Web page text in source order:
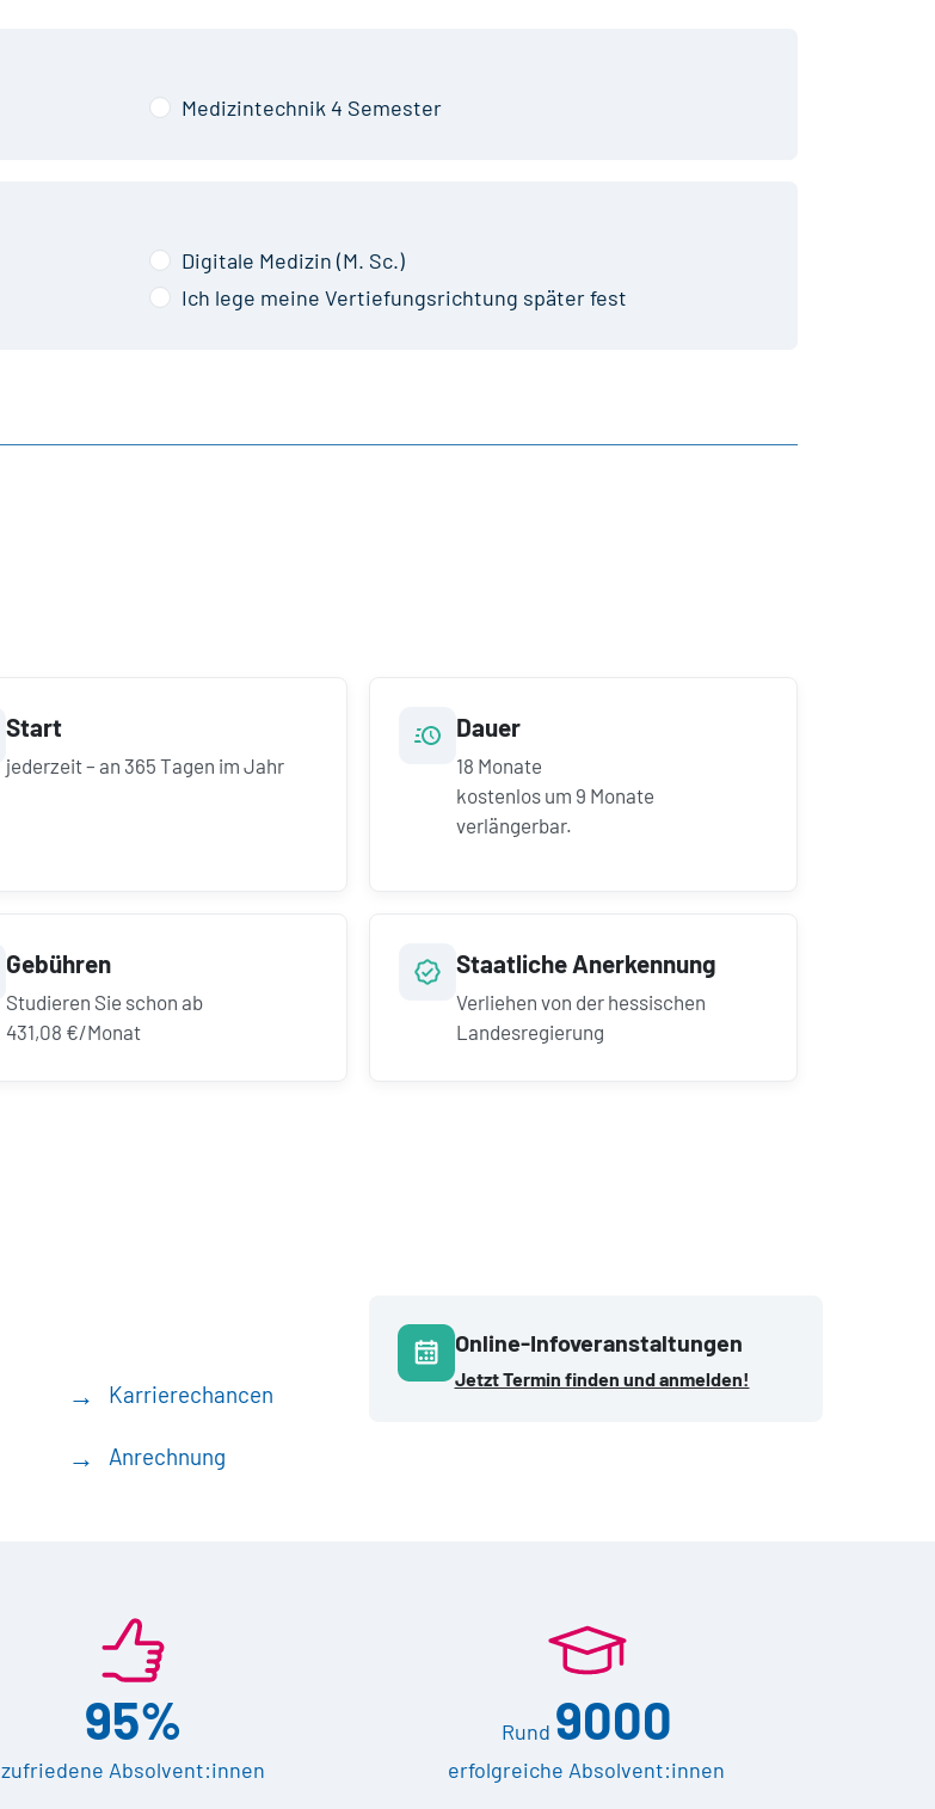
Medizintechnik 4 Semester
Digitale Medizin (M. Sc.)
Ich lege meine Vertiefungsrichtung später fest
Start
jederzeit – an 365 Tagen im Jahr
Dauer
18 Monate
kostenlos um 9 Monate
verlängerbar.
Gebühren
Studieren Sie schon ab
431,08 €/Monat
Staatliche Anerkennung
Verliehen von der hessischen
Landesregierung
Karrierechancen
Anrechnung
Online-Infoveranstaltungen
Jetzt Termin finden und anmelden!
95%
zufriedene Absolvent:innen
Rund 9000
erfolgreiche Absolvent:innen